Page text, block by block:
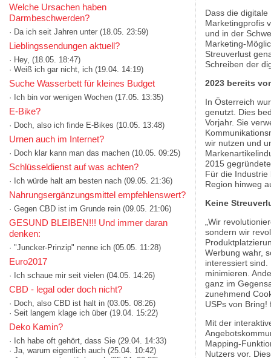
Welche Ursachen haben
Darmbeschwerden?
· Da ich seit Jahren unter (18.05. 23:59)
Lieblingssendungen aktuell?
· Hey, (18.05. 18:47)
· Weiß ich gar nicht, ich (19.04. 14:19)
Suche Wasserbett für kleines Budget
· Ich bin vor wenigen Wochen (17.05. 13:35)
E-Bike?
· Doch, also ich finde E-Bikes (10.05. 13:48)
Urnen auch im Internet?
· Doch klar kann man das machen (10.05. 09:25)
Schlüsseldienst auf was achten?
· Ich würde halt am besten nach (09.05. 21:36)
Nahrungsergänzungsmittel empfehlenswert?
· Gegen CBD ist im Grunde rein (09.05. 21:06)
GESUND BLEIBEN!!! Und immer daran
denken:
· "Juncker-Prinzip" nenne ich (05.05. 11:28)
Euro2017
· Ich schaue mir seit vielen (04.05. 14:26)
CBD - legal oder doch nicht?
· Doch, also CBD ist halt in (03.05. 08:26)
· Seit langem klage ich über (19.04. 15:22)
Deko Kamin?
· Ich habe oft gehört, dass Sie (29.04. 14:33)
· Ja, warum eigentlich auch (25.04. 10:42)
Dass die
Marketingprofis
und in der
Marketing-
Streuverlust
Schreiben der
2023 bereits
In Österreich
genutzt. Dies
Vorjahr. Sie
wir nutzen und
2015
Für die Industrie
Region hinweg
Keine
„Wir
sondern wir
Werbung wahr,
interessiert
minimieren.
ganz im
zunehmend
USPs von
Mit der
Mapping-
Nutzers vor.